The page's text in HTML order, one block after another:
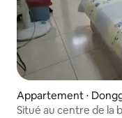
Appartement ⋅
Situé au centre de la